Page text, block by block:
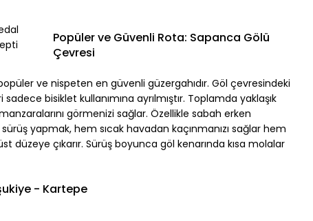
Popüler ve Güvenli Rota: Sapanca Gölü
Çevresi
ve nispeten en güvenli güzergahıdır. Göl çevresindeki
bisiklet kullanımına ayrılmıştır. Toplamda yaklaşık
görmenizi sağlar. Özellikle sabah erken
yapmak, hem sıcak havadan kaçınmanızı sağlar hem
düzeye çıkarır. Sürüş boyunca göl kenarında kısa molalar
- Kartepe